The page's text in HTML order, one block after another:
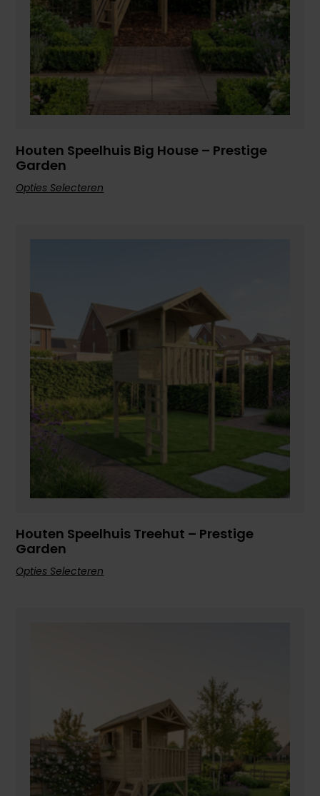
Houten Speelhuis Big House – Prestige
Garden
Opties Selecteren
Houten Speelhuis Treehut – Prestige
Garden
Opties Selecteren